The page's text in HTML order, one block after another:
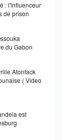
: l'influenceur
de prison
du Gabon
Atonfack
( Video
est